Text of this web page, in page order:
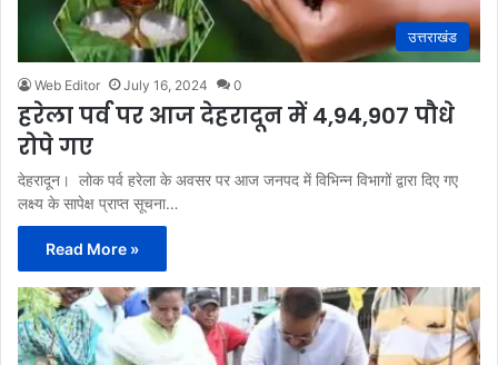
उत्तराखंड
Web Editor July 16, 2024 0
हरेला पर्व पर आज देहरादून में 4,94,907 पौधे
रोपे गए
देहरादून। लोक पर्व हरेला के अवसर पर आज जनपद में विभिन्न विभागों द्वारा दिए गए
लक्ष्य के सापेक्ष प्राप्त सूचना…
Read More »